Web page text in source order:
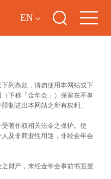
EN
列条款，请勿使用本网站或下
下称「金年会」）保留在不事
制进出本网站之所有权利。
著作权相关法令之保护。使
及非商业性用途，非经金年会
财产，未经金年会事前书面授